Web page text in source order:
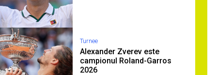
Turnee
Alexander Zverev este
campionul Roland-Garros
2026